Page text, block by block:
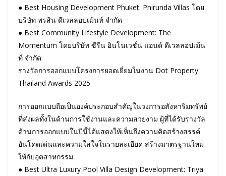
● Best Housing Development Phuket: Phirunda Villas โดย
บริษัท พรสิน ดีเวลลอปเม้นท์ จำกัด
● Best Community Lifestyle Development: The
Momentum โดยบริษัท ซีรีน อินโนเวชั่น แอนด์ ดีเวลลอปเม้น
ท์ จำกัด
รางวัลการออกแบบโครงการยอดเยี่ยมในงาน Dot Property
Thailand Awards 2025
การออกแบบถือเป็นองค์ประกอบสำคัญในวงการอสังหาริมทรัพย์
ที่ส่งผลทั้งในด้านการใช้งานและความสวยงาม ผู้ที่ได้รับรางวัล
ด้านการออกแบบในปีนี้ได้แสดงให้เห็นถึงความคิดสร้างสรรค์
อันโดดเด่นและความใส่ใจในรายละเอียด สร้างมาตรฐานใหม่
ให้กับอุตสาหกรรม
● Best Ultra Luxury Pool Villa Design Development: Triya